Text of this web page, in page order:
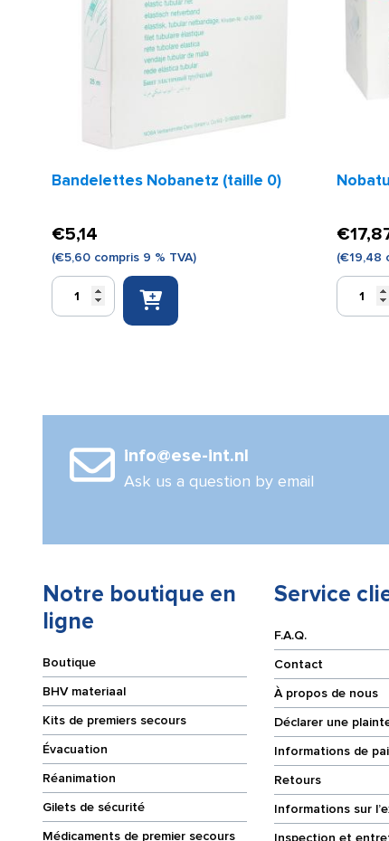
Bandelettes Nobanetz (taille 0)
€5,14
(€5,60 compris 9 % TVA)
quantité
€
(€19,48
quantité
x
info@ese-int.nl
Ask us a question by email
Notre boutique en
ligne
Boutique
BHV materiaal
Kits de premiers secours
Évacuation
Réanimation
Gilets de sécurité
Médicaments de premier secours
Service
F.A.Q.
Contact
À propos de nous
Déclarer une
Informations de
Retours
Informations sur
Inspection et